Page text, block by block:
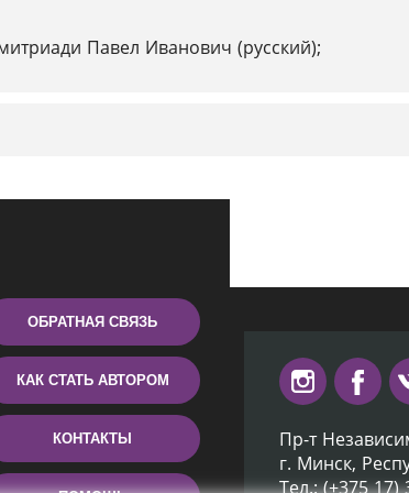
Павел Иванович (русский);
ОБРАТНАЯ СВЯЗЬ
КАК СТАТЬ АВТОРОМ
КОНТАКТЫ
Пр-т
г. Минск,
Тел.: (+375 17)